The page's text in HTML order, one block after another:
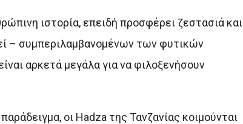
ιστορία, επειδή προσφέρει ζεστασιά και
– συμπεριλαμβανομένων των φυτικών
αρκετά μεγάλα για να φιλοξενήσουν
οι Hadza της Τανζανίας κοιμούνται